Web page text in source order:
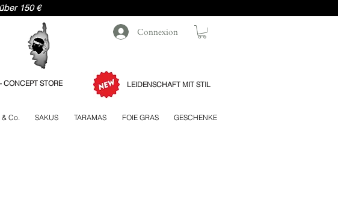
150 €
CONCEPT STORE
Connexion
LEIDENSCHAFT MIT STIL
& Co. SAKUS TARAMAS FOIE GRAS GESCHENKE